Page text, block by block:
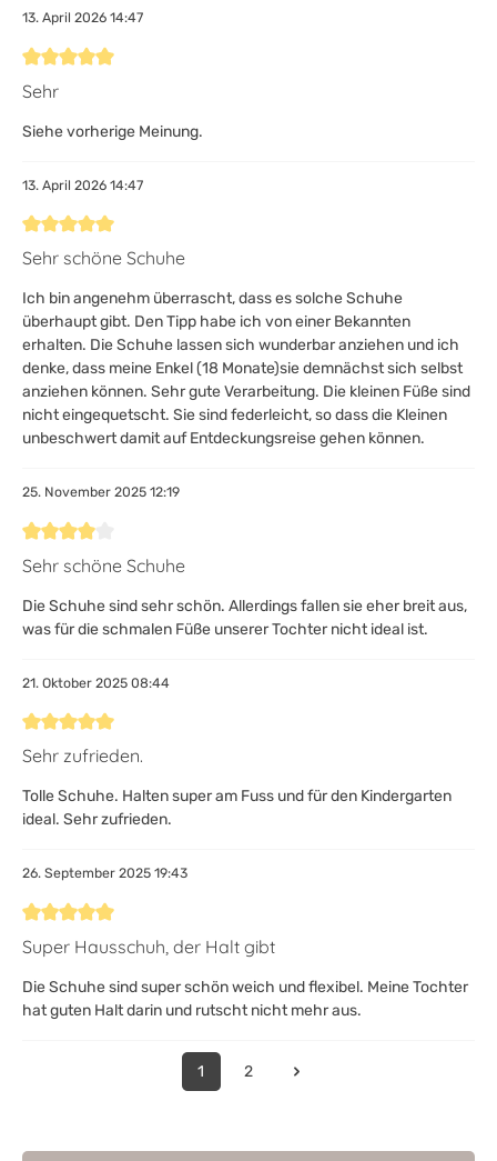
13. April 2026 14:47
Bewertung mit 5 von 5 Sternen
Sehr
Siehe vorherige Meinung.
13. April 2026 14:47
Bewertung mit 5 von 5 Sternen
Sehr schöne Schuhe
Ich bin angenehm überrascht, dass es solche Schuhe
überhaupt gibt. Den Tipp habe ich von einer Bekannten
erhalten. Die Schuhe lassen sich wunderbar anziehen und ich
denke, dass meine Enkel (18 Monate)sie demnächst sich selbst
anziehen können. Sehr gute Verarbeitung. Die kleinen Füße sind
nicht eingequetscht. Sie sind federleicht, so dass die Kleinen
unbeschwert damit auf Entdeckungsreise gehen können.
25. November 2025 12:19
Bewertung mit 4 von 5 Sternen
Sehr schöne Schuhe
Die Schuhe sind sehr schön. Allerdings fallen sie eher breit aus,
was für die schmalen Füße unserer Tochter nicht ideal ist.
21. Oktober 2025 08:44
Bewertung mit 5 von 5 Sternen
Sehr zufrieden.
Tolle Schuhe. Halten super am Fuss und für den Kindergarten
ideal. Sehr zufrieden.
26. September 2025 19:43
Bewertung mit 5 von 5 Sternen
Super Hausschuh, der Halt gibt
Die Schuhe sind super schön weich und flexibel. Meine Tochter
hat guten Halt darin und rutscht nicht mehr aus.
1 2